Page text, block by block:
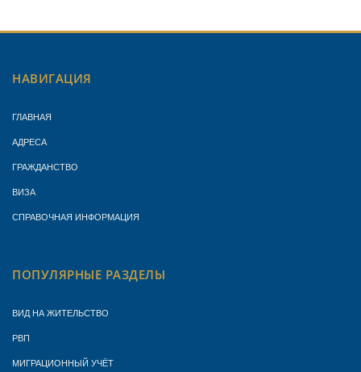
НАВИГАЦИЯ
ГЛАВНАЯ
АДРЕСА
ГРАЖДАНСТВО
ВИЗА
СПРАВОЧНАЯ ИНФОРМАЦИЯ
ПОПУЛЯРНЫЕ РАЗДЕЛЫ
ВИД НА ЖИТЕЛЬСТВО
РВП
МИГРАЦИОННЫЙ УЧЁТ